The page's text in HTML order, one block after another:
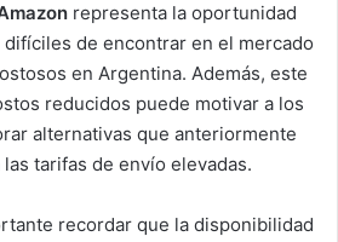
representa la oportunidad
de encontrar en el mercado
en Argentina. Además, este
reducidos puede motivar a los
alternativas que anteriormente
tarifas de envío elevadas.
recordar que la disponibilidad